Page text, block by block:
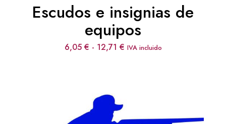
Escudos e insignias de
equipos
6,05 € - 12,71 €Rango
12,71 €
IVA incluido